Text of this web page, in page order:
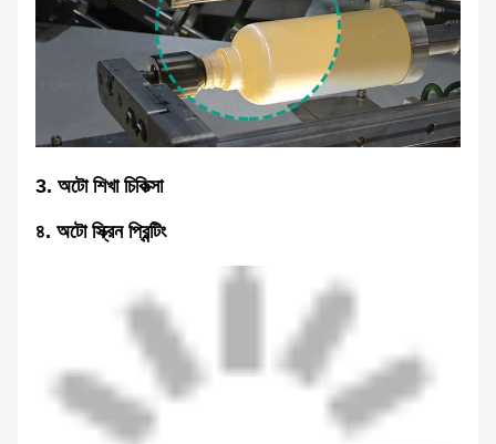
3. অটো শিখা চিকিত্সা
৪. অটো স্ক্রিন প্রিন্টিং